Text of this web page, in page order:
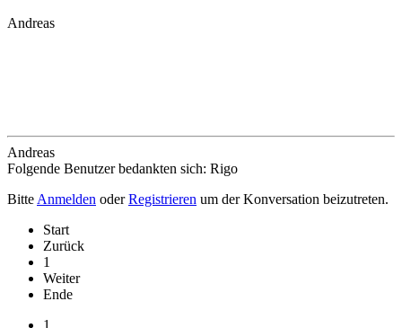
Andreas
Andreas
Folgende Benutzer bedankten sich: Rigo
Bitte Anmelden oderRegistrieren um der Konversation beizutreten.
Start
Zurück
1
Weiter
Ende